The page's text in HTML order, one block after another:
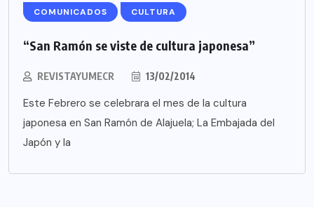
COMUNICADOS CULTURA
“San Ramón se viste de cultura japonesa”
REVISTAYUMECR 13/02/2014
Este Febrero se celebrara el mes de la cultura
japonesa en San Ramón de Alajuela; La Embajada del
Japón y la